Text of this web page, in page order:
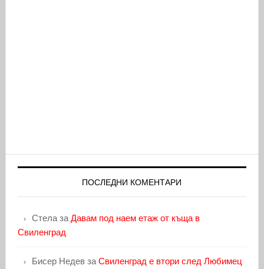
ПОСЛЕДНИ КОМЕНТАРИ
Стелаза Давам под наем етаж от къща в
Свиленград
Бисер Недевза Свиленград е втори след Любимец